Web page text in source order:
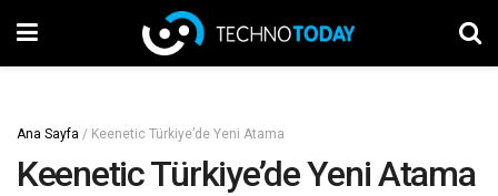
Ana Sayfa / Keenetic Türkiye’de Yeni Atama
Keenetic Türkiye’de Yeni Atama